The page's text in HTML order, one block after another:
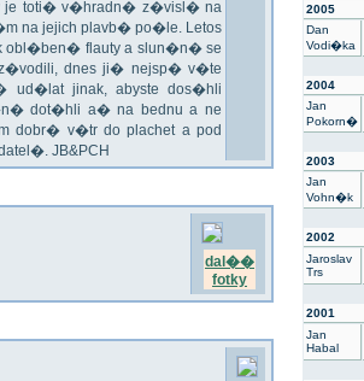
je toti� v�hradn� z�visl� na
na jejich plavb� po�le. Letos
flauty a slun�n� se
dnes ji� nejsp� v�te
ud�lat jinak, abyste dos�hli
dot�hli a� na bednu a ne
dobr� v�tr do plachet a pod
JB&PCH
dal��
fotky
2005
Dan
Vodi�ka
2004
Jan
Pokorn�
2003
Jan
Vohn�k
2002
Jaroslav
Trs
2001
Jan
Habal